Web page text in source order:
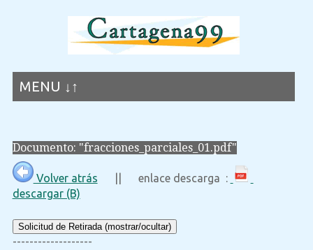
MENU ↓↑
Documento: "fracciones_parciales_01.pdf"
Volver atrás || enlace descarga :
descargar (B)
Solicitud de Retirada (mostrar/ocultar)
-------------------